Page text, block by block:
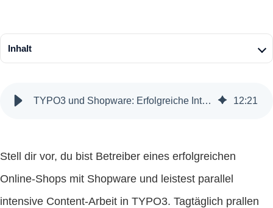
Inhalt
TYPO3 und Shopware: Erfolgreiche Integration für deinen Online-Shop 12:21
Stell dir vor, du bist Betreiber eines erfolgreichen
Online-Shops mit Shopware und leistest parallel
intensive Content-Arbeit in TYPO3. Tagtäglich prallen